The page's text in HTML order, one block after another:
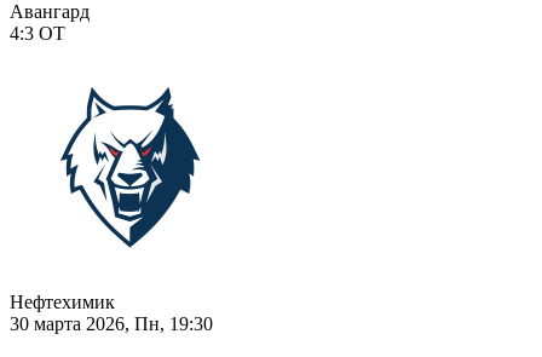
Авангард
4:3 ОТ
Нефтехимик
30 марта 2026, Пн, 19:30